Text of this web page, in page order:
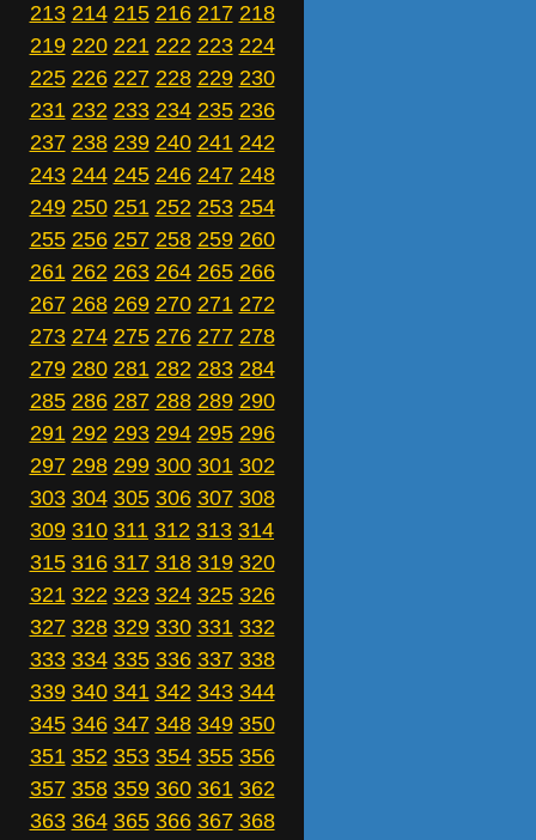
213 214 215 216 217 218
219 220 221 222 223 224
225 226 227 228 229 230
231 232 233 234 235 236
237 238 239 240 241 242
243 244 245 246 247 248
249 250 251 252 253 254
255 256 257 258 259 260
261 262 263 264 265 266
267 268 269 270 271 272
273 274 275 276 277 278
279 280 281 282 283 284
285 286 287 288 289 290
291 292 293 294 295 296
297 298 299 300 301 302
303 304 305 306 307 308
309 310 311 312 313 314
315 316 317 318 319 320
321 322 323 324 325 326
327 328 329 330 331 332
333 334 335 336 337 338
339 340 341 342 343 344
345 346 347 348 349 350
351 352 353 354 355 356
357 358 359 360 361 362
363 364 365 366 367 368